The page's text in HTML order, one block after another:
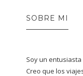
SOBRE MI
Soy un
Creo que los